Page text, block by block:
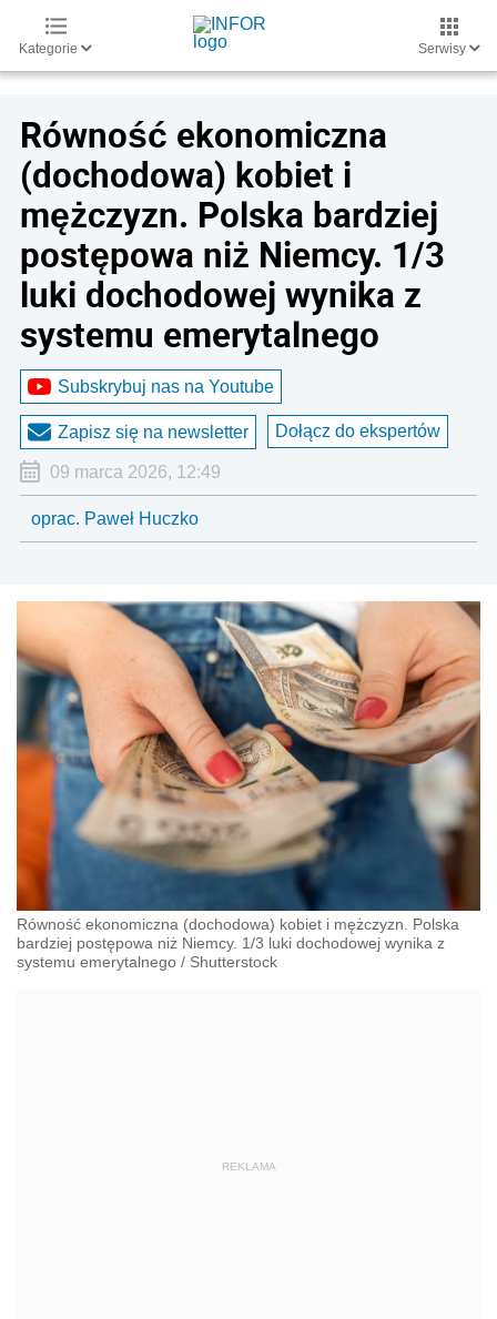
Kategorie Serwisy
Równość ekonomiczna
(dochodowa) kobiet i
mężczyzn. Polska bardziej
postępowa niż Niemcy. 1/3
luki dochodowej wynika z
systemu emerytalnego
Subskrybuj nas na Youtube
Zapisz się na newsletter Dołącz do ekspertów
09 marca 2026, 12:49
oprac. Paweł Huczko
Równość ekonomiczna (dochodowa) kobiet i mężczyzn. Polska
bardziej postępowa niż Niemcy. 1/3 luki dochodowej wynika z
systemu emerytalnego / Shutterstock